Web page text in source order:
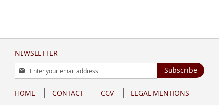
NEWSLETTER
Sign
Up
Our
Subscribe
HOME CONTACT CGV LEGAL MENTIONS